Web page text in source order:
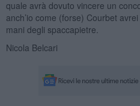
quale avrà dovuto vincere un
anch’io come (forse) Courbet
mani degli spaccapietre.
Nicola Belcari